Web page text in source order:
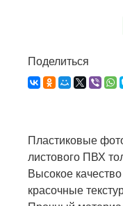
Поделиться
Пластиковые
листового ПВХ
Высокое
красочные